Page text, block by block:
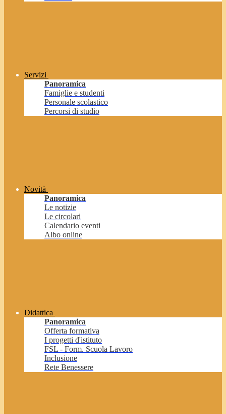
Servizi
Panoramica
Famiglie e studenti
Personale scolastico
Percorsi di studio
Novità
Panoramica
Le notizie
Le circolari
Calendario eventi
Albo online
Didattica
Panoramica
Offerta formativa
I progetti d'istituto
FSL - Form. Scuola Lavoro
Inclusione
Rete Benessere